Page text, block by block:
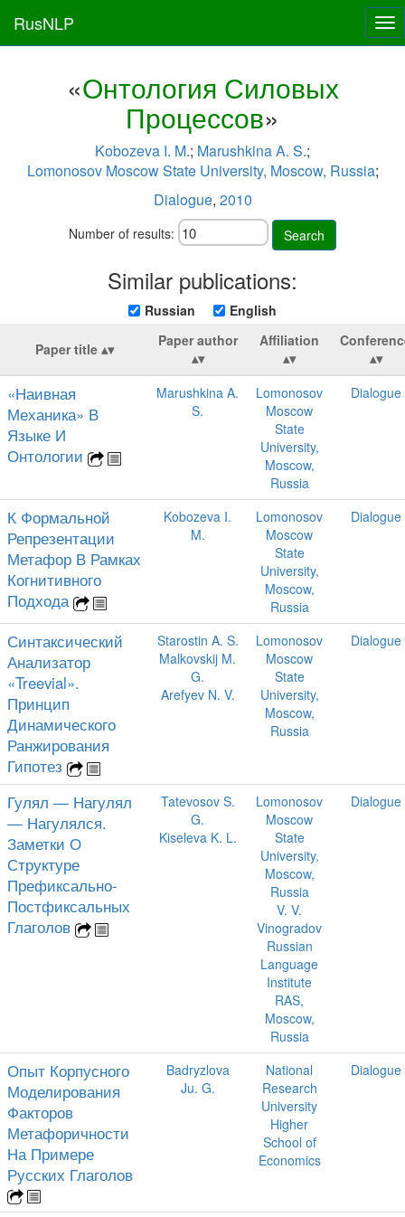
RusNLP
«Онтология Силовых
Процессов»
Kobozeva I. M.; Marushkina A. S.;
Lomonosov Moscow State University, Moscow, Russia;
Dialogue, 2010
Number of results: Search
Similar publications:
Russian English
Paper title Paper author Affiliation
«Наивная
Механика» В
Языке И
Онтологии
Marushkina A.
S.
Lomonosov
Moscow
State
University,
Moscow,
Russia
Dialogue
К Формальной
Репрезентации
Метафор В Рамках
Когнитивного
Подхода
Kobozeva I.
M.
Lomonosov
Moscow
State
University,
Moscow,
Russia
Dialogue
Синтаксический
Анализатор
«Treevial».
Принцип
Динамического
Ранжирования
Гипотез
Starostin A. S.
Malkovskij M.
G.
Arefyev N. V.
Lomonosov
Moscow
State
University,
Moscow,
Russia
Dialogue
Гулял — Нагулял
— Нагулялся.
Заметки О
Структуре
Префиксально-
Постфиксальных
Глаголов
Tatevosov S.
G.
Kiseleva K. L.
Lomonosov
Moscow
State
University,
Moscow,
Russia
V. V.
Vinogradov
Russian
Language
Institute
RAS,
Moscow,
Russia
Dialogue
Опыт Корпусного
Моделирования
Факторов
Метафоричности
На Примере
Русских Глаголов
Badryzlova
Ju. G.
National
Research
University
Higher
School of
Economics
Dialogue